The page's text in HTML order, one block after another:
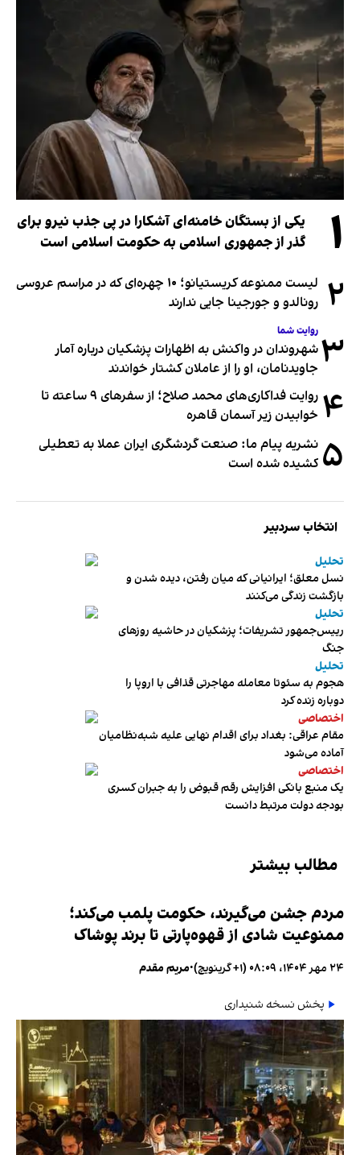
۱
یکی از بستگان خامنه‌ای آشکارا در پی جذب نیرو برای
گذر از جمهوری اسلامی به حکومت اسلامی است
۲
لیست ممنوعه کریستیانو؛ ۱۰ چهره‌ای که در مراسم عروسی
رونالدو و جورجینا جایی ندارند
۳ روایت شما
شهروندان در واکنش به اظهارات پزشکیان درباره آمار
جاویدنامان، او را از عاملان کشتار خواندند
۴
روایت فداکاری‌های محمد صلاح؛ از سفرهای ۹ ساعته تا
خوابیدن زیر آسمان قاهره
۵ نشریه پیام ما: صنعت گردشگری ایران عملا به تعطیلی
کشیده شده است
انتخاب سردبیر
تحلیل
نسل معلق؛ ایرانیانی که میان رفتن، دیده شدن و
بازگشت زندگی می‌کنند
تحلیل
رییس‌جمهور تشریفات؛ پزشکیان در حاشیه روزهای
جنگ
تحلیل
هجوم به سئوتا معامله مهاجرتی قذافی با اروپا را
دوباره زنده کرد
اختصاصی
مقام عراقی: بغداد برای اقدام نهایی علیه شبه‌نظامیان
آماده می‌شود
اختصاصی
یک منبع بانکی افزایش رقم قبوض را به جبران کسری
بودجه دولت مرتبط دانست
مطالب بیشتر
مردم جشن می‌گیرند، حکومت پلمب می‌کند؛
ممنوعیت شادی از قهوه‌پارتی تا برند پوشاک
۲۴ مهر ۱۴۰۴، ۰۸:۰۹ (‎+۱ گرینویچ) •مریم مقدم
پخش نسخه شنیداری